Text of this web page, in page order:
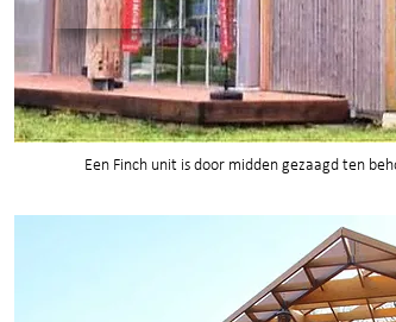
Een Finch unit is door midden gezaagd ten